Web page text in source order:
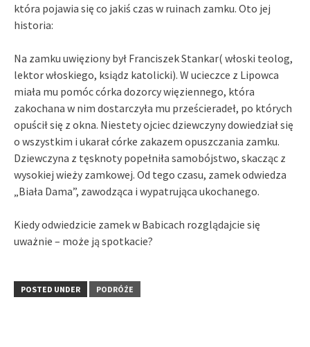
która pojawia się co jakiś czas w ruinach zamku. Oto jej
historia:
Na zamku uwięziony był Franciszek Stankar( włoski teolog,
lektor włoskiego, ksiądz katolicki). W ucieczce z Lipowca
miała mu pomóc córka dozorcy więziennego, która
zakochana w nim dostarczyła mu prześcieradeł, po których
opuścił się z okna. Niestety ojciec dziewczyny dowiedział się
o wszystkim i ukarał córke zakazem opuszczania zamku.
Dziewczyna z tęsknoty popełniła samobójstwo, skacząc z
wysokiej wieży zamkowej. Od tego czasu, zamek odwiedza
„Biała Dama”, zawodząca i wypatrująca ukochanego.
Kiedy odwiedzicie zamek w Babicach rozglądajcie się
uważnie – może ją spotkacie?
POSTED UNDER PODRÓŻE